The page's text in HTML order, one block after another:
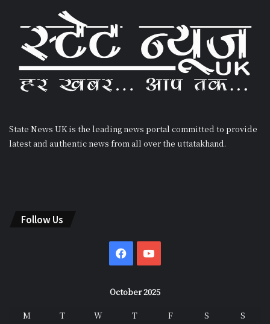
State News UK is the leading news portal committed to provide
latest and authentic news from all over the uttatakhand.
Follow Us
Facebook
October 2025
M T W T F S
S